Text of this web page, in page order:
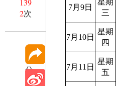
139
2次
分
享
7月9日
三
7月10日
星期
四
7月11日
星期
五